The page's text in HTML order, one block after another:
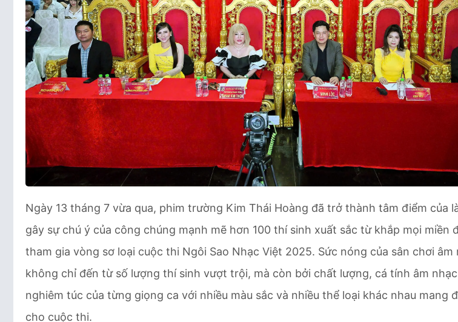
Ngày 13 tháng 7 vừa qua, phim trường Kim Thái Hoàng đã trở thành tâm điểm của
gây sự chú ý của công chúng mạnh mẽ hơn 100 thí sinh xuất sắc từ khắp mọi miền
tham gia vòng sơ loại cuộc thi Ngôi Sao Nhạc Việt 2025. Sức nóng của sân chơi âm
không chỉ đến từ số lượng thí sinh vượt trội, mà còn bởi chất lượng, cá tính âm
nghiêm túc của từng giọng ca với nhiều màu sắc và nhiều thể loại khác nhau mang
cho cuộc thi.